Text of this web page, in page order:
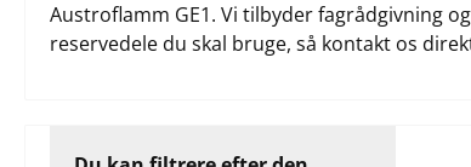
Austroflamm GE1. Vi tilbyder fagrådgivning
reservedele du skal bruge, så kontakt os